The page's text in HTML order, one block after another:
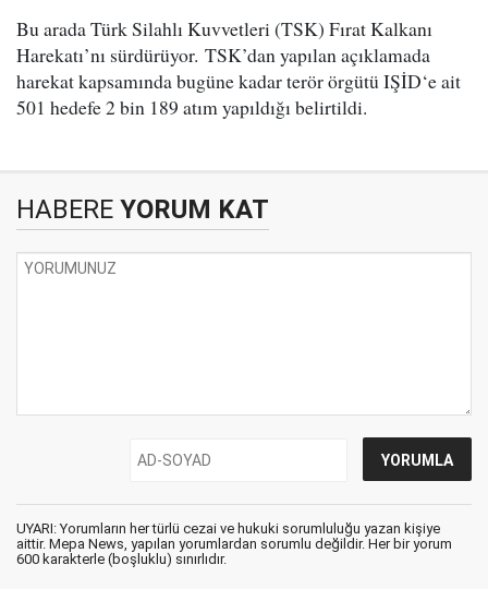
Bu arada Türk Silahlı Kuvvetleri (TSK) Fırat Kalkanı
Harekatı’nı sürdürüyor. TSK’dan yapılan açıklamada
harekat kapsamında bugüne kadar terör örgütü IŞİD‘e ait
501 hedefe 2 bin 189 atım yapıldığı belirtildi.
HABERE YORUM KAT
UYARI: Yorumların her türlü cezai ve hukuki sorumluluğu yazan kişiye
aittir. Mepa News, yapılan yorumlardan sorumlu değildir. Her bir yorum
600 karakterle (boşluklu) sınırlıdır.